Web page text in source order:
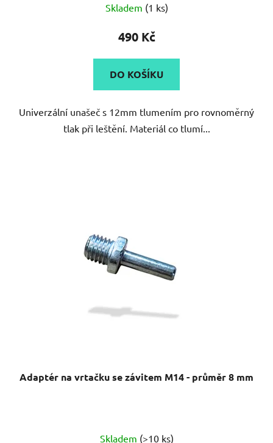
Skladem (1 ks)
490 Kč
DO KOŠÍKU
Univerzální unašeč s 12mm tlumením pro rovnoměrný
tlak při leštění. Materiál co tlumí...
Adaptér na vrtačku se závitem M14 - průměr 8 mm
Skladem (>10 ks)